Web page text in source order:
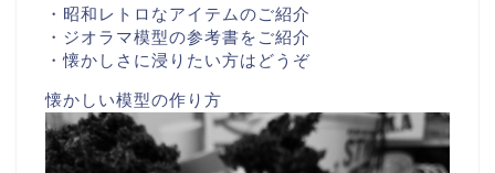
・昭和レトロなアイテムのご紹介
・ジオラマ模型の参考書をご紹介
・懐かしさに浸りたい方はどうぞ
懐かしい模型の作り方